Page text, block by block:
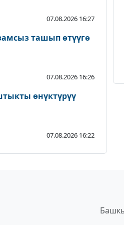
07.08.2026 16:27
ташып өтүүгө
07.08.2026 16:26
өнүктүрүү
07.08.2026 16:22